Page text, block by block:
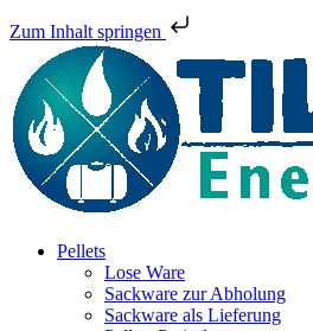
Zum Inhalt springen
Pellets
Lose Ware
Sackware zur Abholung
Sackware als Lieferung